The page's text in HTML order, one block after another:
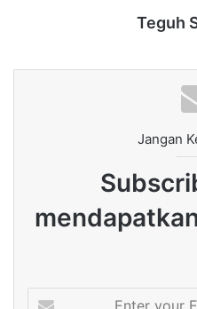
Teguh
Jangan